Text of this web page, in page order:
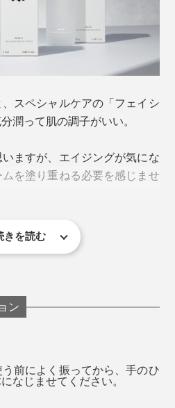
明感やもちもち感が変わりま
なし、１本で済むことを考え
ると思います！
粧品をつくったのか。
を増やし、日本の文化を世界
に知っており、古くから、日
に利用してきました。
スペシャルケアの「フェイシ
潤って肌の調子がいい。
ますが、エイジングが気にな
を塗り重ねる必要を感じませ
す。
きを読む
ン
前によく振ってから、手のひ
なじませてください。